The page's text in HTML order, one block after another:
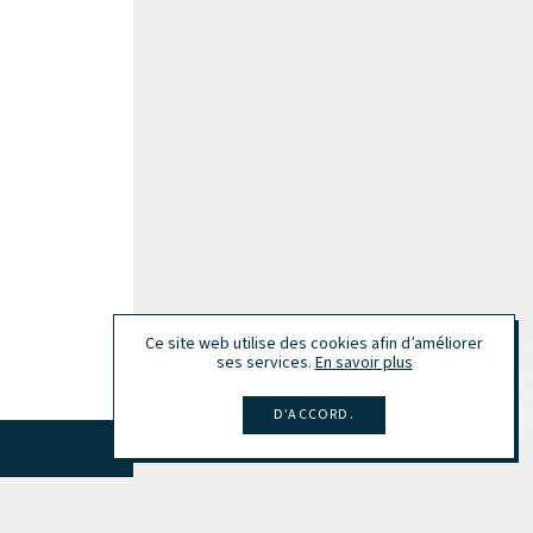
Ce site web utilise des cookies afin d’améliorer
ses services.En savoir plus
D’ACCORD.
Tout afficher